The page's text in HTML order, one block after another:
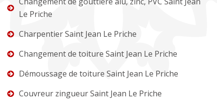
Le Priche
Charpentier Saint Jean Le Priche
Changement de toiture Saint Jean Le Priche
Démoussage de toiture Saint Jean Le Priche
Couvreur zingueur Saint Jean Le Priche